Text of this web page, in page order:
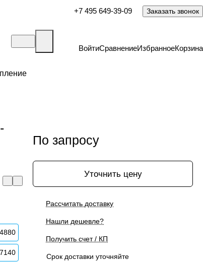
+7 495 649-39-09 Заказать звонок
ВойтиСравнениеИзбранноеКорзина
4880
7140
По запросу
Уточнить цену
Рассчитать доставку
Нашли дешевле?
Получить счет / КП
Срок доставки уточняйте